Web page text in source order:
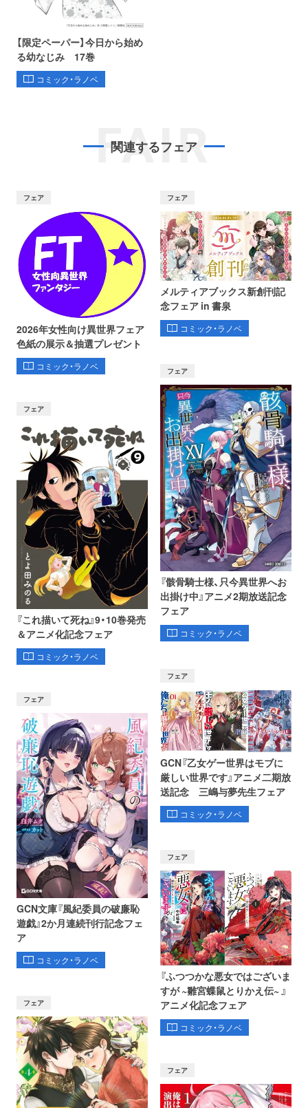
【限定ペーパー】今日から始め
る幼なじみ 17巻
コミック・ラノベ
FAIR
関連するフェア
フェア
2026年女性向け異世界フェア
色紙の展示＆抽選プレゼント
コミック・ラノベ
フェア
メルティアブックス新創刊記
念フェア in 書泉
コミック・ラノベ
フェア
『これ描いて死ね』9・10巻発売
＆アニメ化記念フェア
コミック・ラノベ
フェア
『骸骨騎士様、只今異世界へお
出掛け中』アニメ2期放送記念
フェア
コミック・ラノベ
フェア
GCN文庫『風紀委員の破廉恥
遊戯』2か月連続刊行記念フェ
ア
コミック・ラノベ
フェア
GCN『乙女ゲー世界はモブに
厳しい世界です』アニメ二期放
送記念 三嶋与夢先生フェア
コミック・ラノベ
フェア
フェア
『ふつつかな悪女ではございま
すが ~雛宮蝶鼠とりかえ伝~ 』
アニメ化記念フェア
コミック・ラノベ
フェア